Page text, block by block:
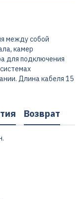
между собой
камер
для подключения
Длина кабеля 15
Возврат